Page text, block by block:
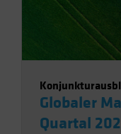
Globaler
Quartal